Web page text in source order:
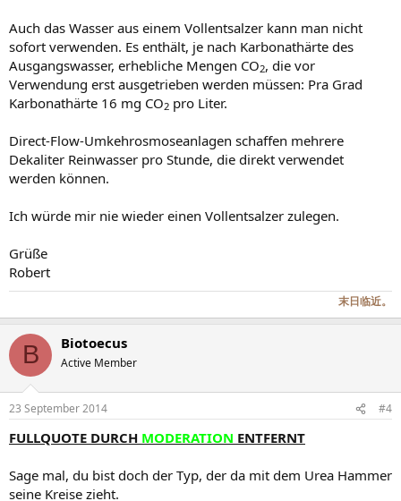
Auch das Wasser aus einem Vollentsalzer kann man nicht
sofort verwenden. Es enthält, je nach Karbonathärte des
Ausgangswasser, erhebliche Mengen CO2, die vor
Verwendung erst ausgetrieben werden müssen: Pra Grad
Karbonathärte 16 mg CO2 pro Liter.
Direct-Flow-Umkehrosmoseanlagen schaffen mehrere
Dekaliter Reinwasser pro Stunde, die direkt verwendet
werden können.
Ich würde mir nie wieder einen Vollentsalzer zulegen.
Grüße
Robert
末日临近。
B Biotoecus
Active Member
23 September 2014 #4
FULLQUOTE DURCH MODERATION ENTFERNT
Sage mal, du bist doch der Typ, der da mit dem Urea Hammer
seine Kreise zieht.